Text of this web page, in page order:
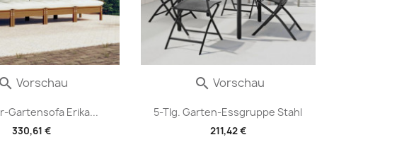
Gartensofa Erika...
330,61 €
 Vorschau
5-Tlg. Garten-Essgruppe Stahl
211,42 €
 Vorschau